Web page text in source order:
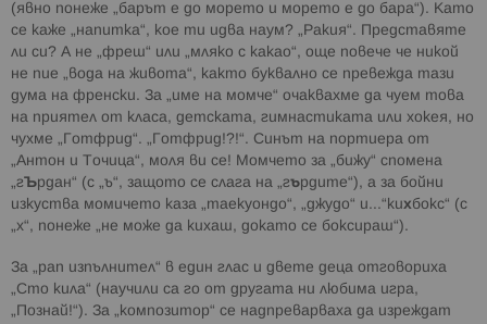
(явно понеже „барът е до морето и морето е до бара“). Като
се каже „напитка“, кое ти идва наум? „Ракия“. Представяте
ли си? А не „фреш“ или „мляко с какао“, още повече че никой
не пие „вода на живота“, както буквално се превежда тази
дума на френски. За „име на момче“ очаквахме да чуем това
на приятел от класа, детската, гимнастиката или хокея, но
чухме „Готфрид“. „Готфрид!?!“. Синът на портиера от
„Антон и Точица“, моля ви се! Момчето за „бижу“ спомена
„гЪрдан“ (с „ъ“, защото се слага на „гърдите“), а за бойни
изкуства момичето каза „таекуондо“, „джудо“ и...“кихбокс“ (с
„х“, понеже „не може да кихаш, докато се боксираш“).
За „рап изпълнител“ в един глас и двете деца отговориха
„Сто кила“ (научили са го от другата ни любима игра,
„Познай!“). За „композитор“ се надпреварваха да изреждат